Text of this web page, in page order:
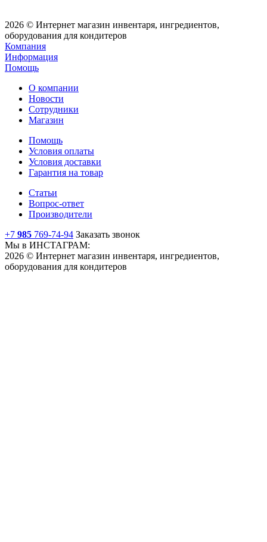
2026 © Интернет магазин инвентаря, ингредиентов,
оборудования для кондитеров
Компания
Информация
Помощь
О компании
Новости
Сотрудники
Магазин
Помощь
Условия оплаты
Условия доставки
Гарантия на товар
Статьи
Вопрос-ответ
Производители
+7 985 769-74-94 Заказать звонок
Мы в ИНСТАГРАМ:
2026 © Интернет магазин инвентаря, ингредиентов,
оборудования для кондитеров